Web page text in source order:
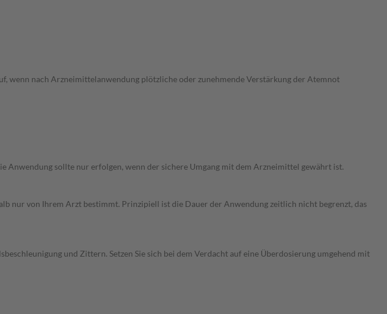
wenn nach Arzneimittelanwendung plötzliche oder zunehmende Verstärkung der Atemnot
Anwendung sollte nur erfolgen, wenn der sichere Umgang mit dem Arzneimittel gewährt ist.
nur von Ihrem Arzt bestimmt. Prinzipiell ist die Dauer der Anwendung zeitlich nicht begrenzt, das
und Zittern. Setzen Sie sich bei dem Verdacht auf eine Überdosierung umgehend mit